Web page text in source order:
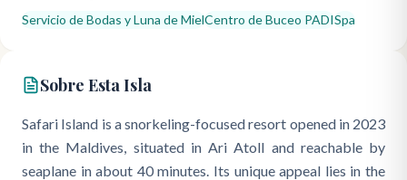
Servicio de Bodas y Luna de MielCentro de Buceo PADISpa
Sobre Esta Isla
Safari Island is a snorkeling-focused resort opened in 2023
in the Maldives, situated in Ari Atoll and reachable by
seaplane in about 40 minutes. Its unique appeal lies in the